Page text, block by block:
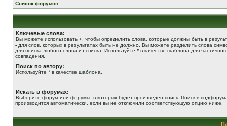
Список форумов
Ключевые слова:
Вы можете использовать + , чтобы определить слова, которые должны быть в
- для слов, которых в результатах быть не должно. Вы можете разделить слова
для поиска любого слова из списка. Используйте * в качестве шаблона для
совпадения.
Поиск по автору:
Используйте * в качестве шаблона.
Искать в форумах:
Выберите форум или форумы, в которых будет произведён поиск. Поиск в
производится автоматически, если вы не отключили соответствующую опцию ниже.